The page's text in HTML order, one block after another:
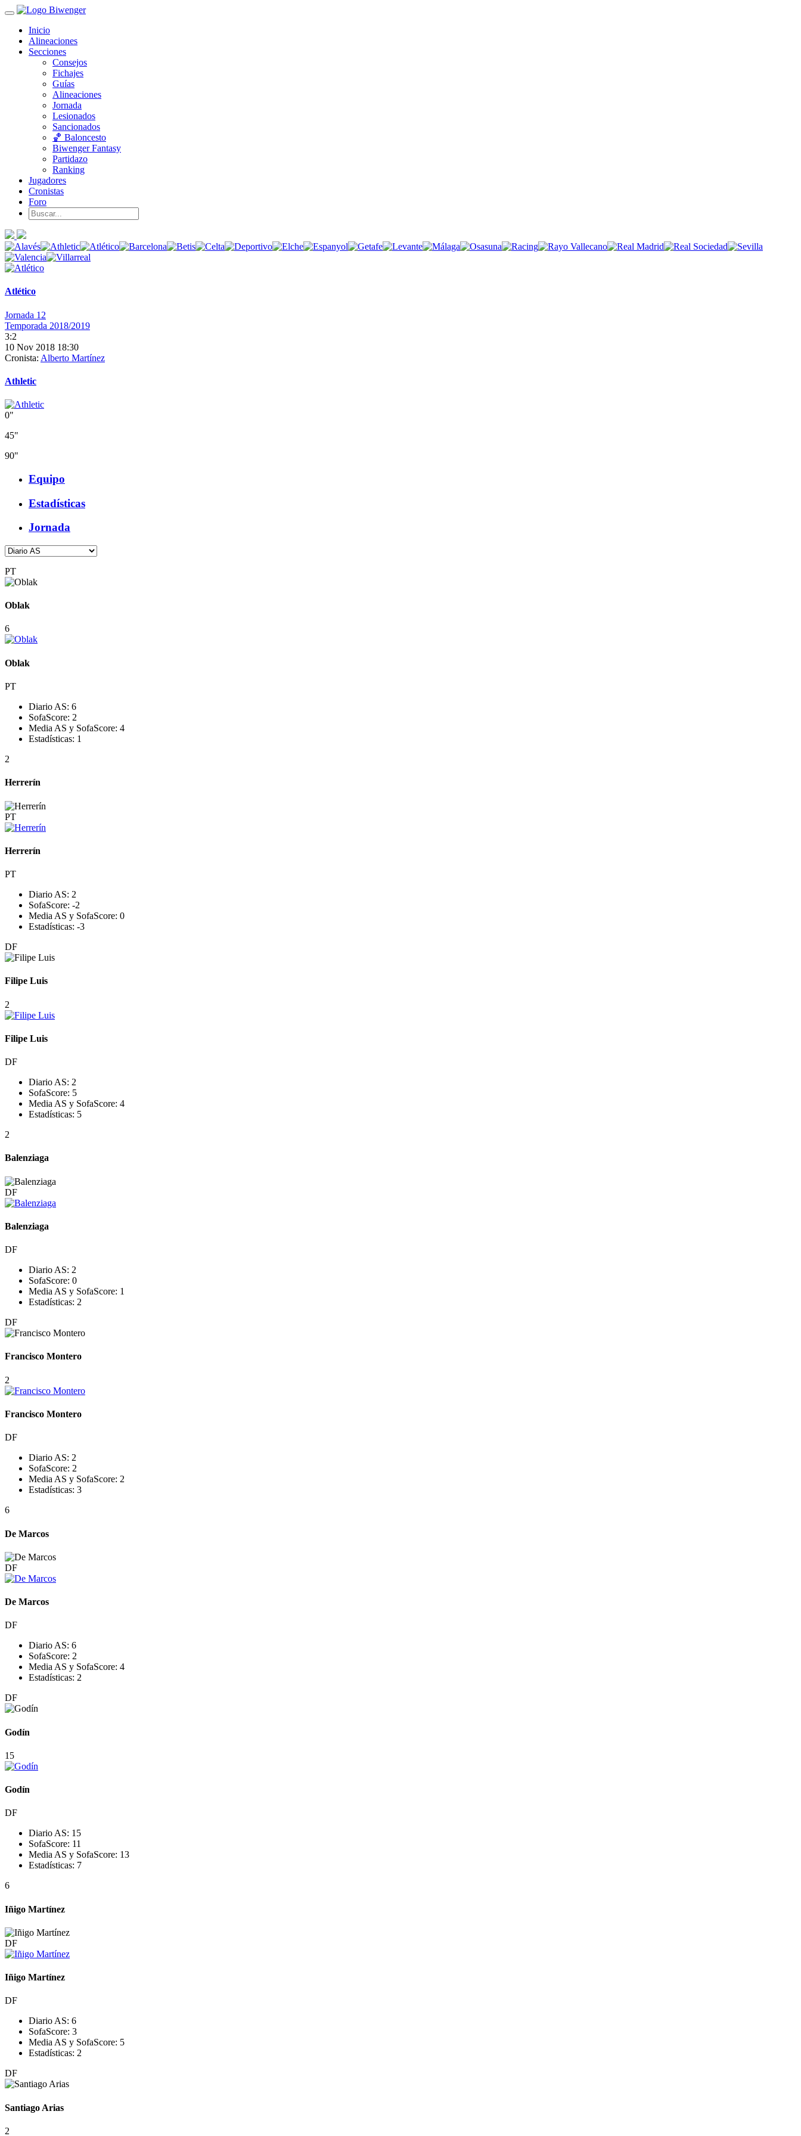
Inicio
Alineaciones
Secciones
Consejos
Fichajes
Guías
Alineaciones
Jornada
Lesionados
Sancionados
🏀 Baloncesto
Biwenger Fantasy
Partidazo
Ranking
Jugadores
Cronistas
Foro
Atlético
Jornada 12
Temporada 2018/2019
3:2
10 Nov 2018 18:30
Cronista: Alberto Martínez
Athletic
0"
45"
90"
Equipo
Estadísticas
Jornada
PT
Oblak
6
Oblak
PT
Diario AS: 6
SofaScore: 2
Media AS y SofaScore: 4
Estadísticas: 1
2
Herrerín
PT
Herrerín
PT
Diario AS: 2
SofaScore: -2
Media AS y SofaScore: 0
Estadísticas: -3
DF
Filipe Luis
2
Filipe Luis
DF
Diario AS: 2
SofaScore: 5
Media AS y SofaScore: 4
Estadísticas: 5
2
Balenziaga
DF
Balenziaga
DF
Diario AS: 2
SofaScore: 0
Media AS y SofaScore: 1
Estadísticas: 2
DF
Francisco Montero
2
Francisco Montero
DF
Diario AS: 2
SofaScore: 2
Media AS y SofaScore: 2
Estadísticas: 3
6
De Marcos
DF
De Marcos
DF
Diario AS: 6
SofaScore: 2
Media AS y SofaScore: 4
Estadísticas: 2
DF
Godín
15
Godín
DF
Diario AS: 15
SofaScore: 11
Media AS y SofaScore: 13
Estadísticas: 7
6
Iñigo Martínez
DF
Iñigo Martínez
DF
Diario AS: 6
SofaScore: 3
Media AS y SofaScore: 5
Estadísticas: 2
DF
Santiago Arias
2